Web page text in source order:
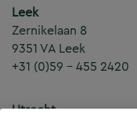
Leek
Zernikelaan 8
9351 VA Leek
+31 (0)59 – 455 2420
Utrecht